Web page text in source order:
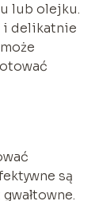
lub olejku.
i delikatnie
są